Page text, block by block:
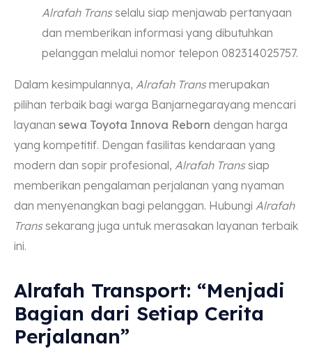
Alrafah Transselalu siap menjawab pertanyaan
dan memberikan informasi yang dibutuhkan
pelanggan melalui nomor telepon 082314025757.
Dalam kesimpulannya, Alrafah Transmerupakan
pilihan terbaik bagi warga Banjarnegarayang mencari
layanan sewa Toyota Innova Reborn dengan harga
yang kompetitif. Dengan fasilitas kendaraan yang
modern dan sopir profesional, Alrafah Transsiap
memberikan pengalaman perjalanan yang nyaman
dan menyenangkan bagi pelanggan. Hubungi Alrafah
Transsekarang juga untuk merasakan layanan terbaik
ini.
Alrafah Transport: “Menjadi
Bagian dari Setiap Cerita
Perjalanan”